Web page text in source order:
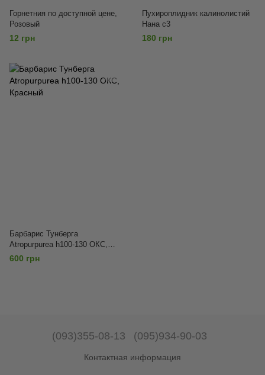
Горнетния по доступной цене,
Розовый
12 грн
Пухироплидник калинолистий
Нана с3
180 грн
Барбарис Тунберга
Atropurpurea h100-130 ОКС,
Красный
600 грн
(093)355-08-13 (095)934-90-03
Контактная информация